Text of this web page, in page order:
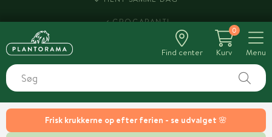
Frisk krukkerne op efter ferien - se udvalget 🌸
Find center
0
Kurv
Menu